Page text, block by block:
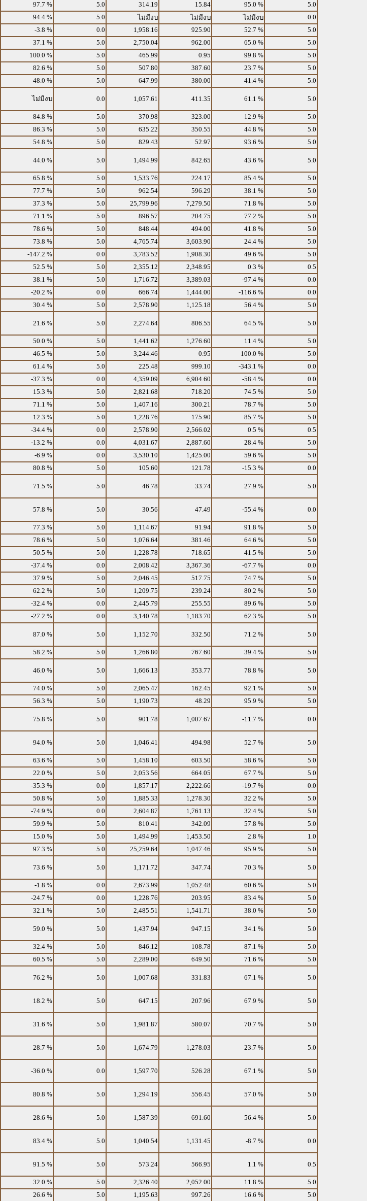
97.7 % 5.0 314.19 15.84 95.0 %
5.0
94.4 % 5.0 ไม่มีงบ ไม่มีงบ ไม่มีงบ
0.0
-3.8 % 0.0 1,958.16 925.90 52.7 %
5.0
37.1 % 5.0 2,750.04 962.00 65.0 %
5.0
100.0 % 5.0 465.99 0.95 99.8 %
5.0
82.6 % 5.0 507.80 387.60 23.7 %
5.0
48.0 % 5.0 647.99 380.00 41.4 %
5.0
ไม่มีงบ 0.0 1,057.61 411.35 61.1 % 5.0
84.8 % 5.0 370.98 323.00 12.9 %
5.0
86.3 % 5.0 635.22 350.55 44.8 %
5.0
54.8 % 5.0 829.43 52.97 93.6 %
5.0
44.0 % 5.0 1,494.99 842.65 43.6 % 5.0
65.8 % 5.0 1,533.76 224.17 85.4 %
5.0
77.7 % 5.0 962.54 596.29 38.1 %
5.0
37.3 % 5.0 25,799.96 7,279.50 71.8 %
5.0
71.1 % 5.0 896.57 204.75 77.2 %
5.0
78.6 % 5.0 848.44 494.00 41.8 %
5.0
73.8 % 5.0 4,765.74 3,603.90 24.4 %
5.0
-147.2 % 0.0 3,783.52 1,908.30 49.6 %
5.0
52.5 % 5.0 2,355.12 2,348.95 0.3 %
0.5
38.1 % 5.0 1,716.72 3,389.03 -97.4 %
0.0
-20.2 % 0.0 666.74 1,444.00 -116.6 %
0.0
30.4 % 5.0 2,578.90 1,125.18 56.4 %
5.0
21.6 % 5.0 2,274.64 806.55 64.5 % 5.0
50.0 % 5.0 1,441.62 1,276.60 11.4 %
5.0
46.5 % 5.0 3,244.46 0.95 100.0 %
5.0
61.4 % 5.0 225.48 999.10 -343.1 %
0.0
-37.3 % 0.0 4,359.09 6,904.60 -58.4 %
0.0
15.3 % 5.0 2,821.68 718.20 74.5 %
5.0
71.1 % 5.0 1,407.16 300.21 78.7 %
5.0
12.3 % 5.0 1,228.76 175.90 85.7 %
5.0
-34.4 % 0.0 2,578.90 2,566.02 0.5 %
0.5
-13.2 % 0.0 4,031.67 2,887.60 28.4 %
5.0
-6.9 % 0.0 3,530.10 1,425.00 59.6 %
5.0
80.8 % 5.0 105.60 121.78 -15.3 %
0.0
71.5 % 5.0 46.78 33.74 27.9 % 5.0
57.8 % 5.0 30.56 47.49 -55.4 % 0.0
77.3 % 5.0 1,114.67 91.94 91.8 %
5.0
78.6 % 5.0 1,076.64 381.46 64.6 %
5.0
50.5 % 5.0 1,228.78 718.65 41.5 %
5.0
-37.4 % 0.0 2,008.42 3,367.36 -67.7 %
0.0
37.9 % 5.0 2,046.45 517.75 74.7 %
5.0
62.2 % 5.0 1,209.75 239.24 80.2 %
5.0
-32.4 % 0.0 2,445.79 255.55 89.6 %
5.0
-27.2 % 0.0 3,140.78 1,183.70 62.3 %
5.0
87.0 % 5.0 1,152.70 332.50 71.2 % 5.0
58.2 % 5.0 1,266.80 767.60 39.4 %
5.0
46.0 % 5.0 1,666.13 353.77 78.8 % 5.0
74.0 % 5.0 2,065.47 162.45 92.1 %
5.0
56.3 % 5.0 1,190.73 48.29 95.9 %
5.0
75.8 % 5.0 901.78 1,007.67 -11.7 % 0.0
94.0 % 5.0 1,046.41 494.98 52.7 % 5.0
63.6 % 5.0 1,458.10 603.50 58.6 %
5.0
22.0 % 5.0 2,053.56 664.05 67.7 %
5.0
-35.3 % 0.0 1,857.17 2,222.66 -19.7 %
0.0
50.8 % 5.0 1,885.33 1,278.30 32.2 %
5.0
-74.9 % 0.0 2,604.87 1,761.13 32.4 %
5.0
59.9 % 5.0 810.41 342.09 57.8 %
5.0
15.0 % 5.0 1,494.99 1,453.50 2.8 %
1.0
97.3 % 5.0 25,259.64 1,047.46 95.9 %
5.0
73.6 % 5.0 1,171.72 347.74 70.3 % 5.0
-1.8 % 0.0 2,673.99 1,052.48 60.6 %
5.0
-24.7 % 0.0 1,228.76 203.95 83.4 %
5.0
32.1 % 5.0 2,485.51 1,541.71 38.0 %
5.0
59.0 % 5.0 1,437.94 947.15 34.1 % 5.0
32.4 % 5.0 846.12 108.78 87.1 %
5.0
60.5 % 5.0 2,289.00 649.50 71.6 %
5.0
76.2 % 5.0 1,007.68 331.83 67.1 % 5.0
18.2 % 5.0 647.15 207.96 67.9 % 5.0
31.6 % 5.0 1,981.87 580.07 70.7 % 5.0
28.7 % 5.0 1,674.79 1,278.03 23.7 % 5.0
-36.0 % 0.0 1,597.70 526.28 67.1 % 5.0
80.8 % 5.0 1,294.19 556.45 57.0 % 5.0
28.6 % 5.0 1,587.39 691.60 56.4 % 5.0
83.4 % 5.0 1,040.54 1,131.45 -8.7 % 0.0
91.5 % 5.0 573.24 566.95 1.1 % 0.5
32.0 % 5.0 2,326.40 2,052.00 11.8 %
5.0
26.6 % 5.0 1,195.63 997.26 16.6 % 5.0